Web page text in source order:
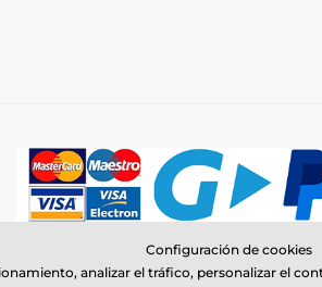
2026 www.electro-collares.es ⦁ Tienda
Configuración de cookies
analizar el tráfico, personalizar el